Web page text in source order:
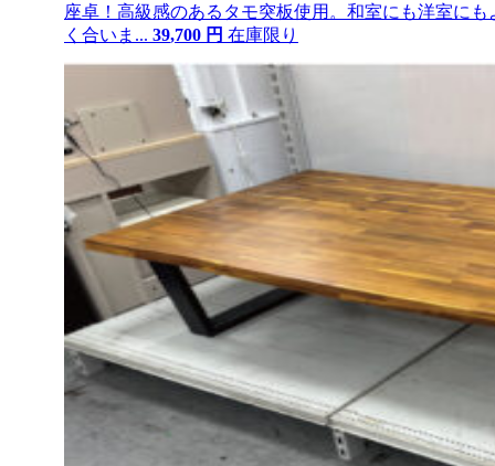
座卓！高級感のあるタモ突板使用。和室にも洋室にも
く合いま... 39,700 円 在庫限り